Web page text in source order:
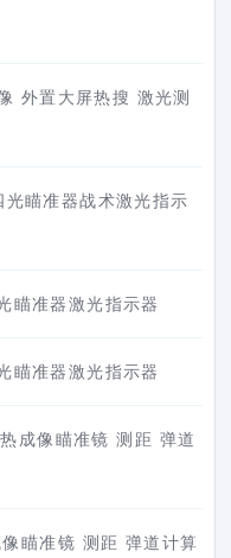
外置大屏热搜 激光测
瞄准器战术激光指示
瞄准器激光指示器
瞄准器激光指示器
成像瞄准镜 测距 弹道
瞄准镜 测距 弹道计算